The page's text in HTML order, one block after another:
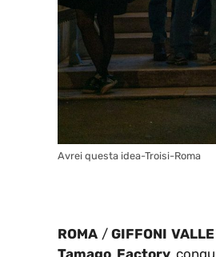
Avrei questa idea-Troisi-Roma
ROMA /GIFFONI
Tamago Factory